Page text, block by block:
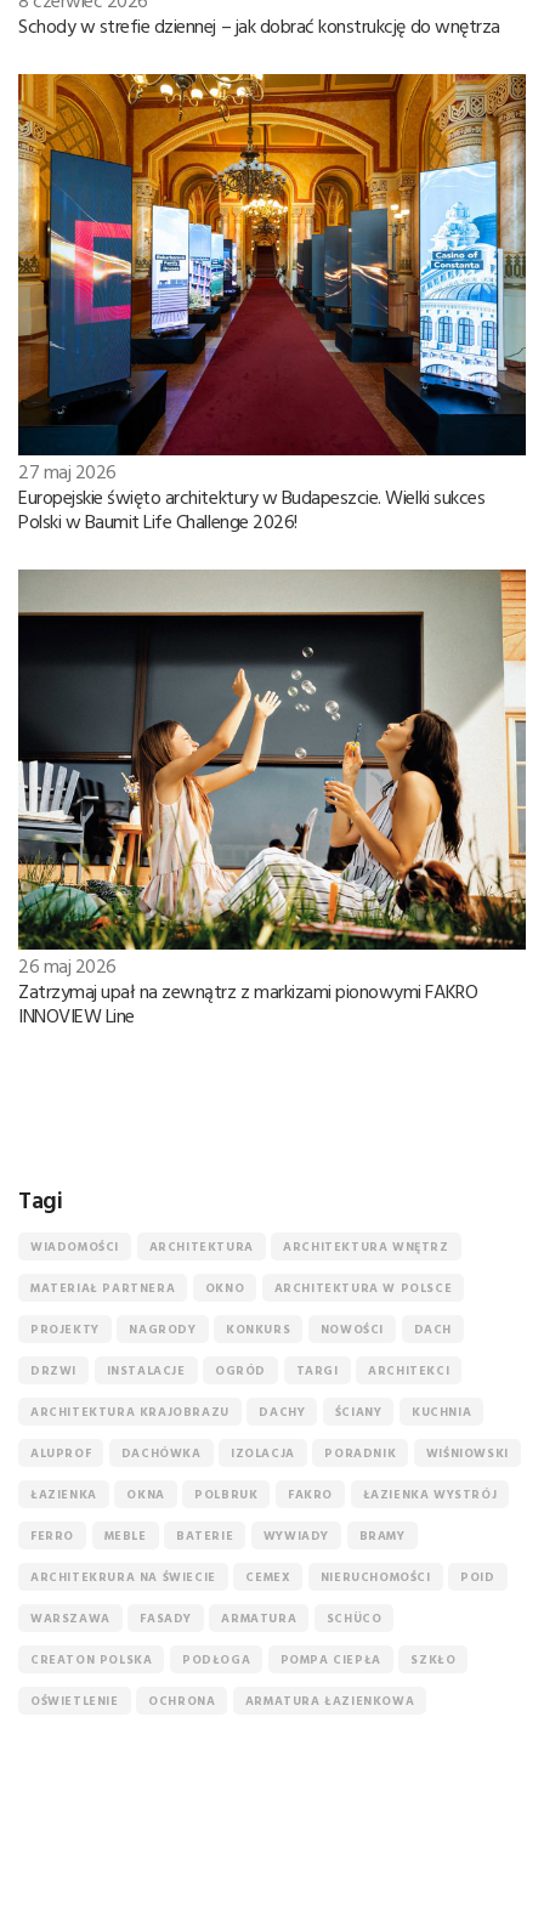
Schody w strefie dziennej – jak dobrać konstrukcję do wnętrza
27 maj 2026
Europejskie święto architektury w Budapeszcie. Wielki sukces
Polski w Baumit Life Challenge 2026!
26 maj 2026
Zatrzymaj upał na zewnątrz z markizami pionowymi FAKRO
INNOVIEW Line
Tagi
WIADOMOŚCI ARCHITEKTURA ARCHITEKTURA WNĘTRZ
MATERIAŁ PARTNERA OKNO ARCHITEKTURA W POLSCE
PROJEKTY NAGRODY KONKURS NOWOŚCI DACH
DRZWI INSTALACJE OGRÓD TARGI ARCHITEKCI
ARCHITEKTURA KRAJOBRAZU DACHY ŚCIANY KUCHNIA
ALUPROF DACHÓWKA IZOLACJA PORADNIK WIŚNIOWSKI
ŁAZIENKA OKNA POLBRUK FAKRO ŁAZIENKA WYSTRÓJ
FERRO MEBLE BATERIE WYWIADY BRAMY
ARCHITEKRURA NA ŚWIECIE CEMEX NIERUCHOMOŚCI POID
WARSZAWA FASADY ARMATURA SCHÜCO
CREATON POLSKA PODŁOGA POMPA CIEPŁA SZKŁO
OŚWIETLENIE OCHRONA ARMATURA ŁAZIENKOWA